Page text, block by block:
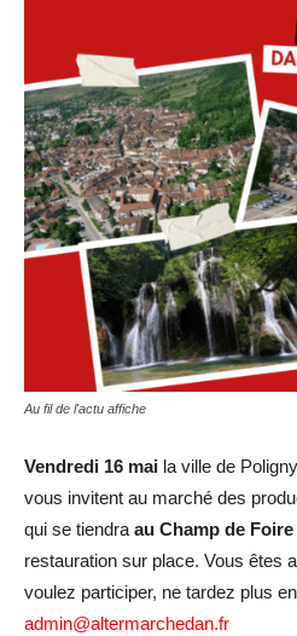
Au fil de l'actu affiche
Vendredi 16 mai la ville de
vous invitent au marché des
qui se tiendra au Champ de Foire
restauration sur place. Vous êtes
voulez participer, ne tardez plus
admin@altermarchedan.fr